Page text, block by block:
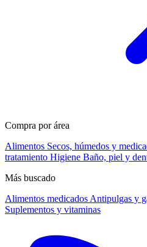
Compra por área
Alimentos Secos, húmedos y
tratamiento Higiene Baño, piel y
Más buscado
Alimentos medicados Antipulgas y
Suplementos y vitaminas